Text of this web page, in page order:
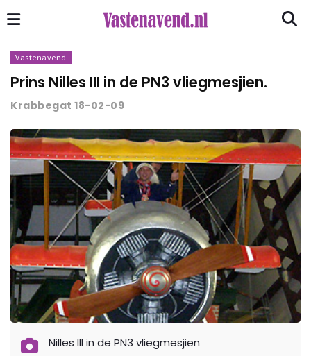
Vastenavend
Prins Nilles III in de PN3 vliegmesjien.
Krabbegat 18-02-09
Nilles III in de PN3 vliegmesjien